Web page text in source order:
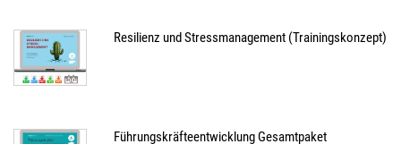
Resilienz und Stressmanagement (Trainingskonzept)
Führungskräfteentwicklung Gesamtpaket